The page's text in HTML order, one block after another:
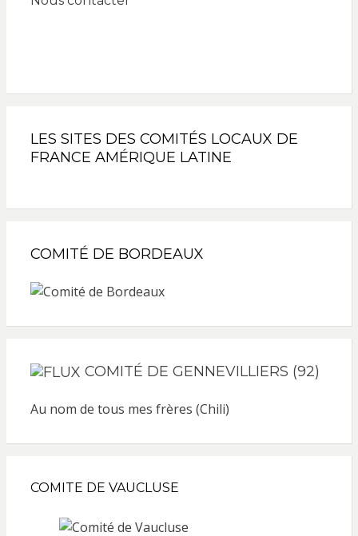
LES SITES DES COMITÉS LOCAUX DE
FRANCE AMÉRIQUE LATINE
COMITÉ DE BORDEAUX
COMITÉ DE GENNEVILLIERS (92)
Au nom de tous mes frères (Chili)
COMITE DE VAUCLUSE